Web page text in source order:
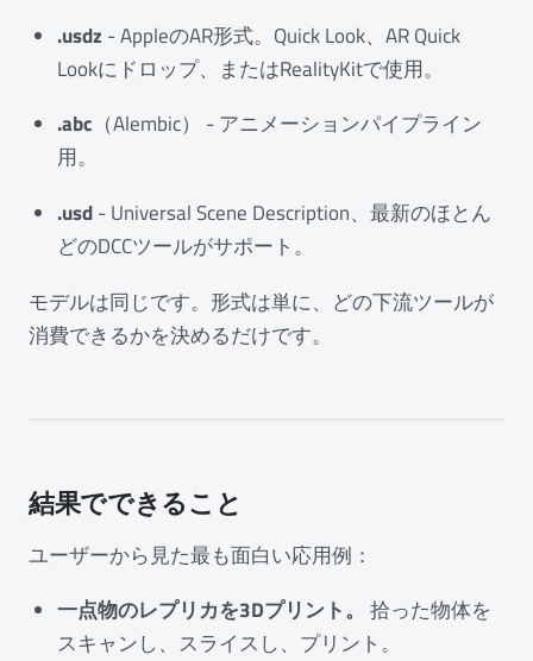
.usdz - AppleのAR形式。Quick Look、AR Quick
Lookにドロップ、またはRealityKitで使用。
.abc （Alembic） - アニメーションパイプライン
用。
.usd- Universal Scene Description、最新のほとん
どのDCCツールがサポート。
モデルは同じです。形式は単に、どの下流ツールが
消費できるかを決めるだけです。
結果でできること
ユーザーから見た最も面白い応用例：
一点物のレプリカを3Dプリント。 拾った物体を
スキャンし、スライスし、プリント。